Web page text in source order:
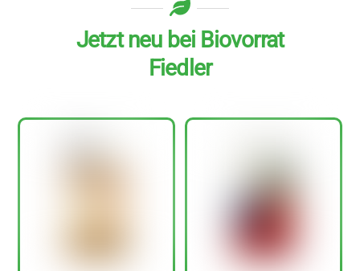
Jetzt neu bei Biovorrat
Fiedler